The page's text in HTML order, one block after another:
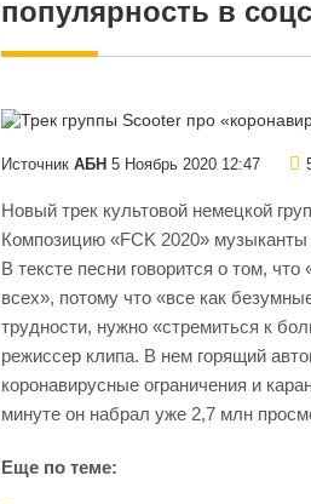
популярность в
Источник АБН 5 Ноябрь 2020 12:47
Новый трек культовой немецкой
Композицию «FCK 2020» музыканты
В тексте песни говорится о том,
всех», потому что «все как
трудности, нужно «стремиться к
режиссер клипа. В нем горящий
коронавирусные ограничения и
минуте он набрал уже 2,7 млн
Еще по теме: